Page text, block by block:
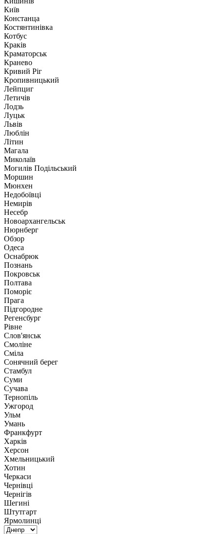
Київ
Констанца
Костянтинівка
Котбус
Краків
Краматорськ
Кранево
Кривий Ріг
Кропивницький
Лейпциг
Летичів
Лодзь
Луцьк
Львів
Люблін
Літин
Магала
Миколаїв
Могилів Подільський
Моршин
Мюнхен
Недобоївці
Немирів
Несебр
Новоархангельськ
Нюрнберг
Обзор
Одеса
Оснабрюк
Познань
Покровськ
Полтава
Поморіє
Прага
Підгородне
Регенсбург
Рівне
Слов'янськ
Смоліне
Сміла
Сонячний берег
Стамбул
Суми
Сучава
Тернопіль
Ужгород
Ульм
Умань
Франкфурт
Харків
Херсон
Хмельницький
Хотин
Черкаси
Чернівці
Чернігів
Шегині
Штутгарт
Ярмолинці